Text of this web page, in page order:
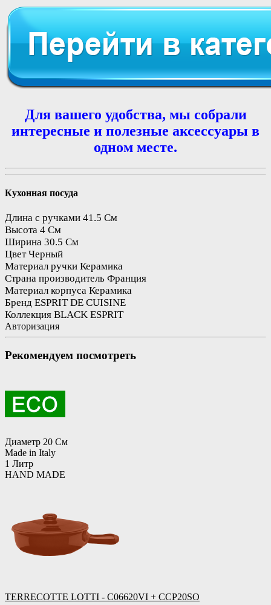
Для вашего удобства, мы собрали
интересные и полезные аксессуары в
одном месте.
Кухонная посуда
Длина с ручками 41.5 См
Высота 4 См
Ширина 30.5 См
Цвет Черный
Материал ручки Керамика
Страна производитель Франция
Материал корпуса Керамика
Бренд ESPRIT DE CUISINE
Коллекция BLACK ESPRIT
Авторизация
Рекомендуем посмотреть
Диаметр 20 См
Made in Italy
1 Литр
HAND MADE
TERRECOTTE LOTTI - C06620VI + CCP20SO